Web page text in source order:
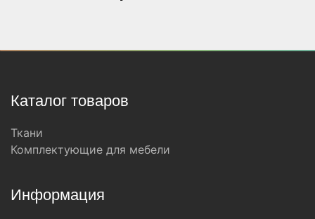
Каталог товаров
Ткани
Комплектующие для мебели
Информация